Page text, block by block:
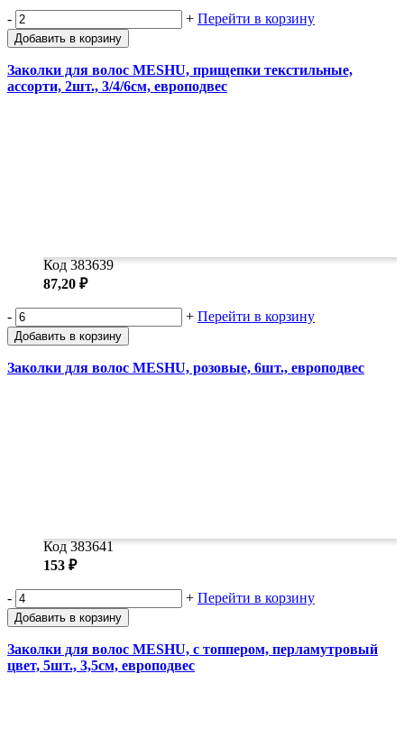
- + Перейти в корзину
Добавить в корзину
Заколки для волос MESHU, прищепки текстильные,
ассорти, 2шт., 3/4/6см, европодвес
Код 383639
87,20 ₽
- + Перейти в корзину
Добавить в корзину
Заколки для волос MESHU, розовые, 6шт., европодвес
Код 383641
153 ₽
- + Перейти в корзину
Добавить в корзину
Заколки для волос MESHU, с топпером, перламутровый
цвет, 5шт., 3,5см, европодвес